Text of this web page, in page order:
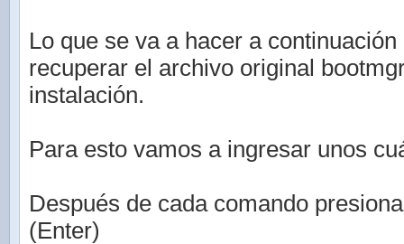
Lo que se va a hacer a
recuperar el archivo original
instalación.
Para esto vamos a ingresar unos
Después de cada comando
(Enter)